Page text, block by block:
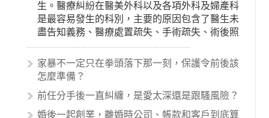
生。醫療糾紛在醫美外科以及各項外科及婦產科
是最容易發生的科別，主要的原因包含了醫生未
盡告知義務、醫療處置疏失、手術疏失、術後照
顧失當、醫療費用的收取。雖然醫學進步，但醫
生與病患之間引起的糾紛還是經常發生。很多案
例中最後都走向訴訟流程，我們如果不幸遇到相
的內容其實非常多，有些案例…
家暴不一定只在拳頭落下那一刻，保護令前後該
怎麼準備？
前任分手後一直糾纏，是愛太深還是跟騷風險？
婚後一起創業，離婚時公司、帳款和客戶到底算